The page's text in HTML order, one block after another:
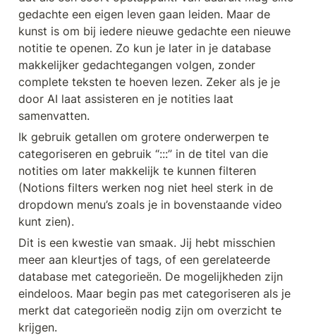
gedachte een eigen leven gaan leiden. Maar de
kunst is om bij iedere nieuwe gedachte een nieuwe
notitie te openen. Zo kun je later in je database
makkelijker gedachtegangen volgen, zonder
complete teksten te hoeven lezen. Zeker als je je
door AI laat assisteren en je notities laat
samenvatten.
Ik gebruik getallen om grotere onderwerpen te
categoriseren en gebruik “:::” in de titel van die
notities om later makkelijk te kunnen filteren
(Notions filters werken nog niet heel sterk in de
dropdown menu’s zoals je in bovenstaande video
kunt zien).
Dit is een kwestie van smaak. Jij hebt misschien
meer aan kleurtjes of tags, of een gerelateerde
database met categorieën. De mogelijkheden zijn
eindeloos. Maar begin pas met categoriseren als je
merkt dat categorieën nodig zijn om overzicht te
krijgen.